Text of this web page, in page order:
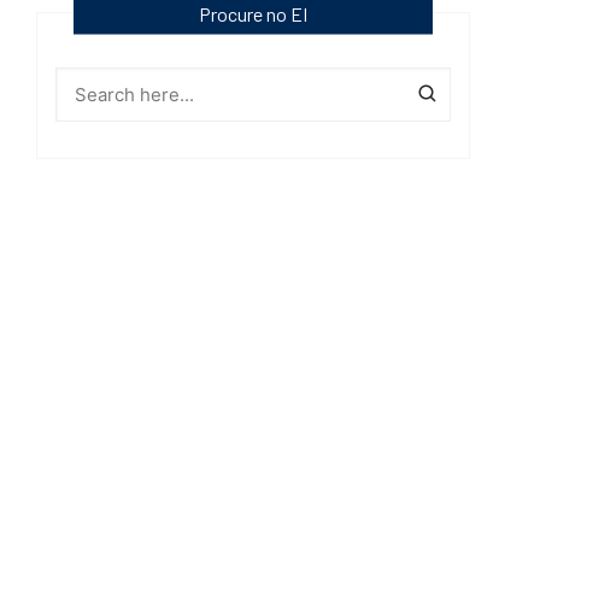
Procure no EI